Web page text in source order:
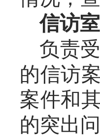
信访
负责
的信访
案件和
的突出